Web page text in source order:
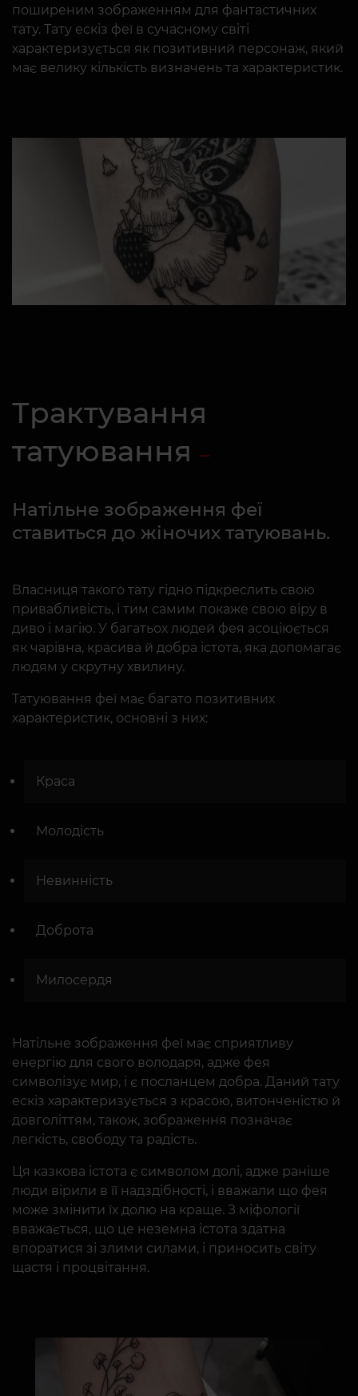
поширеним зображенням для фантастичних
тату. Тату ескіз феї в сучасному світі
характеризується як позитивний персонаж, який
має велику кількість визначень та характеристик.
Трактування
татуювання
Натільне зображення феї
ставиться до жіночих татуювань.
Власниця такого тату гідно підкреслить свою
привабливість, і тим самим покаже свою віру в
диво і магію. У багатьох людей фея асоціюється
як чарівна, красива й добра істота, яка допомагає
людям у скрутну хвилину.
Татуювання феї має багато позитивних
характеристик, основні з них:
Краса
Молодість
Невинність
Доброта
Милосердя
Натільне зображення феї має сприятливу
енергію для свого володаря, адже фея
символізує мир, і є посланцем добра. Даний тату
ескіз характеризується з красою, витонченістю й
довголіттям, також, зображення позначає
легкість, свободу та радість.
Ця казкова істота є символом долі, адже раніше
люди вірили в її надздібності, і вважали що фея
може змінити їх долю на краще. З міфології
вважається, що це неземна істота здатна
впоратися зі злими силами, і приносить світу
щастя і процвітання.